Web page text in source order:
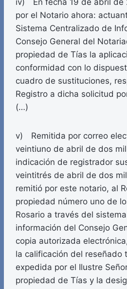
iv) En fecha 19 de abril de
por el Notario ahora:
Sistema Centralizado de
Consejo General del
propiedad de Tías la
conformidad con lo
cuadro de sustituciones,
Registro a dicha solicitud
(…)
v) Remitida por correo
veintiuno de abril de dos
indicación de registrador
veintitrés de abril de dos
remitió por este notario, al
propiedad número uno de
Rosario a través del
información del Consejo
copia autorizada
la calificación del reseñado
expedida por el Ilustre
propiedad de Tías y la